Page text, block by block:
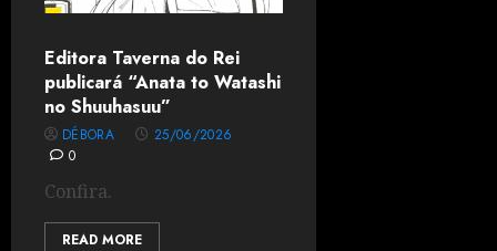
Editora Taverna do Rei
publicará “Anata to Watashi
no Shuuhasuu”
DÉBORA
25/06/2026
0
Confira.
READ MORE